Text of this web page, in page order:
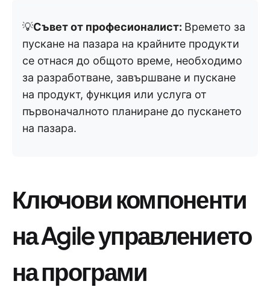
💡Съвет от професионалист: Времето за
пускане на пазара на крайните продукти
се отнася до общото време, необходимо
за разработване, завършване и пускане
на продукт, функция или услуга от
първоначалното планиране до пускането
на пазара.
Ключови компоненти
на Agile управлението
на програми